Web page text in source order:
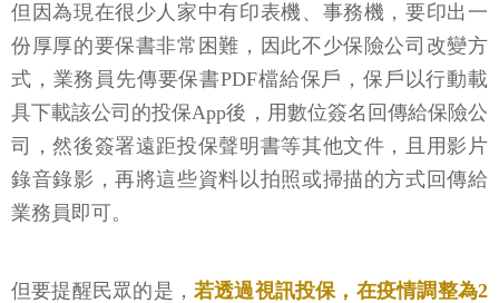
但因為現在很少人家中有印表機、事務機，要印出一
份厚厚的要保書非常困難，因此不少保險公司改變方
式，業務員先傳要保書PDF檔給保戶，保戶以行動載
具下載該公司的投保App後，用數位簽名回傳給保險公
司，然後簽署遠距投保聲明書等其他文件，且用影片
錄音錄影，再將這些資料以拍照或掃描的方式回傳給
業務員即可。
但要提醒民眾的是， 若透過視訊投保，在疫情調整為2